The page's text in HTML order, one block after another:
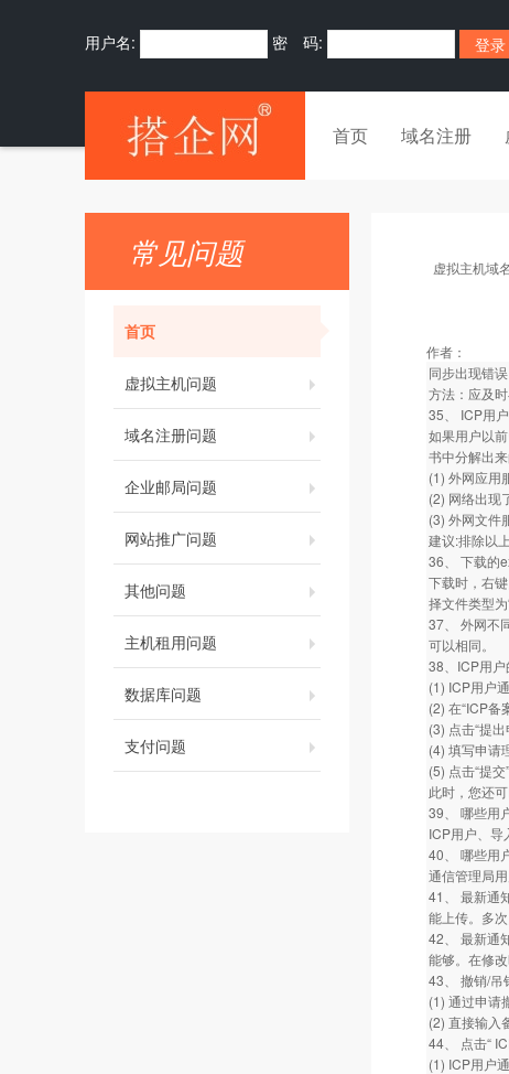
用户名: 密 码:
首页 域名注册
常见问题
首页
虚拟主机问题
域名注册问题
企业邮局问题
网站推广问题
其他问题
主机租用问题
数据库问题
支付问题
虚拟主机域
作者：
同步出现错
方法：应及
35、 ICP用
如果用户以
书中分解出
(1) 外网应用
(2) 网络出现
(3) 外网文件
建议:排除以
36、 下载的
下载时，右
择文件类型
37、 外网不
可以相同。
38、ICP用
(1) ICP用户
(2) 在“ICP备
(3) 点击“提出
(4) 填写申请
(5) 点击“提交
此时，您还
39、 哪些用
ICP用户、导
40、 哪些用
通信管理局
41、 最新通
能上传。多次
42、 最新通
能够。在修
43、 撤销/吊
(1) 通过申请
(2) 直接输入
44、 点击“
(1) ICP用户